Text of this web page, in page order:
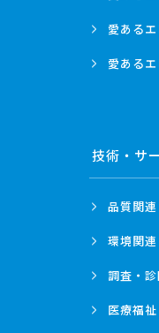
愛ある
愛ある
技術・ サ
品質関連
環境関連
調査・
医療福祉